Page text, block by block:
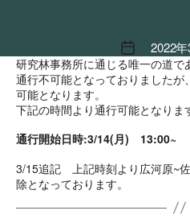
投
稿
日
2022
研究林事務所に通じる唯一の道で
通行不可能となっておりました
可能となります。
下記の時間より通行可能となりま
通行開始日時:3/14(月) 13:00~
3/15追記 上記時刻より広河原~
除となっております。